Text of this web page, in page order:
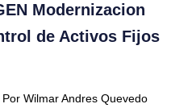
Modernizacion
de Activos Fijos
Por Wilmar Andres Quevedo